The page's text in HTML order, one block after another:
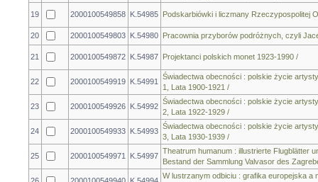
19 2000100549858 K.54985 Podskarbiówki i liczmany Rzeczypospolitej
20 2000100549803 K.54980 Pracownia przyborów podróżnych, czyli
21 2000100549872 K.54987 Projektanci polskich monet 1923-1990 /
22 2000100549919 K.54991
Świadectwa obecności : polskie życie
1, Lata 1900-1921 /
23 2000100549926 K.54992
Świadectwa obecności : polskie życie
2, Lata 1922-1929 /
24 2000100549933 K.54993
Świadectwa obecności : polskie życie
3, Lata 1930-1939 /
25 2000100549971 K.54997
Theatrum humanum : illustrierte Flugblätter
Bestand der Sammlung Valvasor des
W lustrzanym odbiciu : grafika europejska